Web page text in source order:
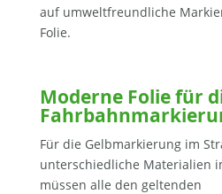
auf umweltfreundliche
Folie.
Moderne Folie für
Für die Gelbmarkierung im
unterschiedliche Materialien
müssen alle den geltenden